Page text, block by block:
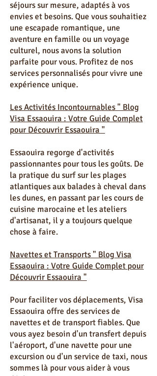
Visa Essaouira vous propose des
séjours sur mesure, adaptés à vos
envies et besoins. Que vous souhaitiez
une escapade romantique, une
aventure en famille ou un voyage
culturel, nous avons la solution
parfaite pour vous. Profitez de nos
expérience unique.
Les Activités Incontournables " Blog
pour Découvrir Essaouira "
Essaouira regorge d'activités
passionnantes pour tous les goûts. De
la pratique du surf sur les plages
atlantiques aux balades à cheval dans
les dunes, en passant par les cours de
cuisine marocaine et les ateliers
chose à faire.
Navettes et Transports " Blog Visa
Découvrir Essaouira "
Pour faciliter vos déplacements, Visa
Essaouira offre des services de
navettes et de transport fiables. Que
vous ayez besoin d'un transfert depuis
l'aéroport, d'une navette pour une